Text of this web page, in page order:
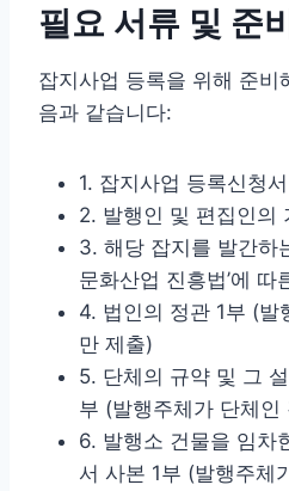
필요 서류 및 준
잡지사업 등록을 위해 준비
음과 같습니다:
1. 잡지사업 등록신청
2. 발행인 및 편집인의
3. 해당 잡지를 발간하
문화산업 진흥법’에 따
4. 법인의 정관 1부 (발
만 제출)
5. 단체의 규약 및 그
부 (발행주체가 단체인
6. 발행소 건물을 임차
서 사본 1부 (발행주체